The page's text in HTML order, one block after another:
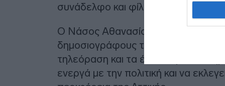
συνάδελφο και φίλο.
Ο Νάσος Αθανασίου υπήρξε ένας
δημοσιογράφους της γενιάς του,
τηλεόραση και τα έντυπα μέσα
ενεργά με την πολιτική και να